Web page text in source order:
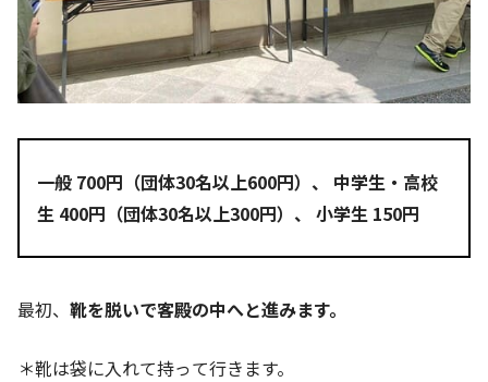
一般 700円（団体30名以上600円）、 中学生・高校
生 400円（団体30名以上300円）、 小学生 150円
最初、 靴を脱いで客殿の中へと進みます。
＊靴は袋に入れて持って行きます。